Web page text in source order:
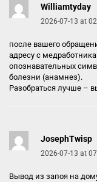
Williamtyday
2026-07-13 at
после вашего
адресу с
опознавательных
болезни (анамнез).
Разобраться лучше –
JosephTwisp
2026-07-13 at
Вывод из запоя на